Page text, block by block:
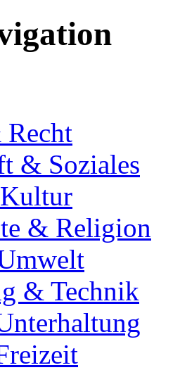
& Soziales
& Religion
& Technik